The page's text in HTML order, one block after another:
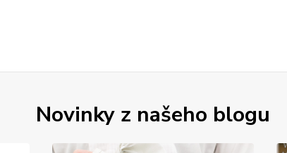
Novinky z našeho blogu